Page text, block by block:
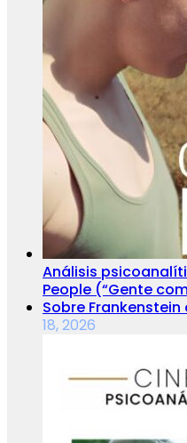
Análisis
People (“Gente
Sobre
18, 2026